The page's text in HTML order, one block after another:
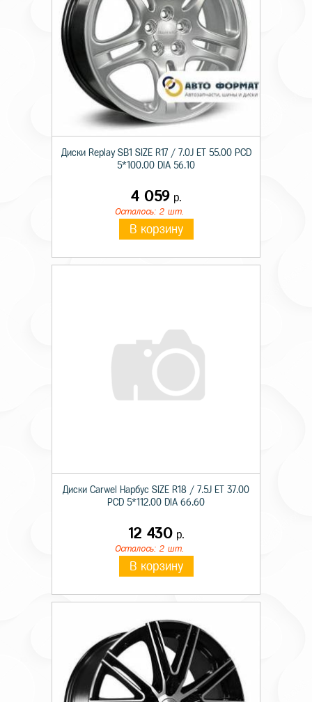
Диски Replay SB1 SIZE R17 / 7.0J ET 55.00 PCD
5*100.00 DIA 56.10
4 059р.
Осталось: 2 шт.
В корзину
Диски Carwel Нарбус SIZE R18 / 7.5J ET 37.00
PCD 5*112.00 DIA 66.60
12 430р.
Осталось: 2 шт.
В корзину